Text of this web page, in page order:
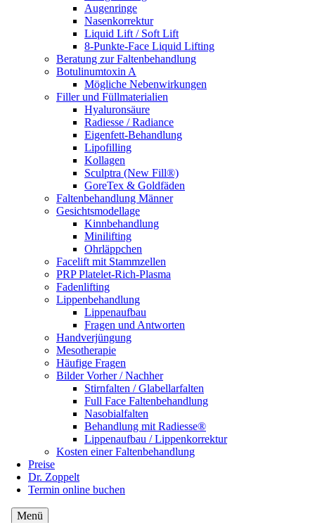
Augenringe
Nasenkorrektur
Liquid Lift / Soft Lift
8-Punkte-Face Liquid Lifting
Beratung zur Faltenbehandlung
Botulinumtoxin A
Mögliche Nebenwirkungen
Filler und Füllmaterialien
Hyaluronsäure
Radiesse / Radiance
Eigenfett-Behandlung
Lipofilling
Kollagen
Sculptra (New Fill®)
GoreTex & Goldfäden
Faltenbehandlung Männer
Gesichtsmodellage
Kinnbehandlung
Minilifting
Ohrläppchen
Facelift mit Stammzellen
PRP Platelet-Rich-Plasma
Fadenlifting
Lippenbehandlung
Lippenaufbau
Fragen und Antworten
Handverjüngung
Mesotherapie
Häufige Fragen
Bilder Vorher / Nachher
Stirnfalten / Glabellarfalten
Full Face Faltenbehandlung
Nasobialfalten
Behandlung mit Radiesse®
Lippenaufbau / Lippenkorrektur
Kosten einer Faltenbehandlung
Preise
Dr. Zoppelt
Termin online buchen
Menü